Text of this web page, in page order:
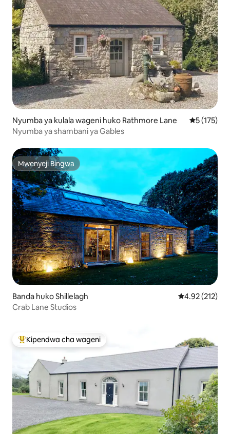
Nyumba ya kulala wageni huko Rathmore Lane Ukadiriaji
5 (175)
Nyumba ya shambani ya Gables
Mwenyeji Bingwa
Mwenyeji Bingwa
Banda huko Shillelagh Ukadiriaji wa
4.92 (212)
Crab Lane Studios
Kipendwa maarufu cha wageni
Kipendwa cha wageni